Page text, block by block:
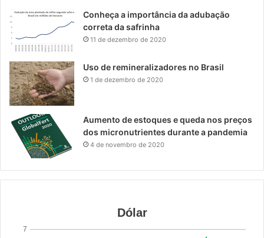
Conheça a importância da adubação
correta da safrinha
11 de dezembro de 2020
Uso de remineralizadores no Brasil
1 de dezembro de 2020
Aumento de estoques e queda nos preços
dos micronutrientes durante a pandemia
4 de novembro de 2020